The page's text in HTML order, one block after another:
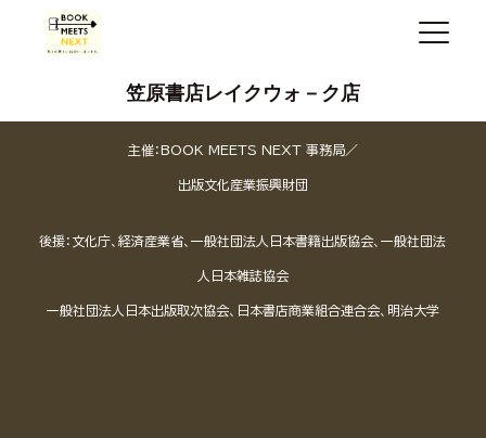
笠原書店レイクウォ－ク店
主催：BOOK MEETS NEXT 事務局／
出版文化産業振興財団
後援：文化庁、経済産業省、一般社団法人日本書籍出版協会、一般社団法
人日本雑誌協会
一般社団法人日本出版取次協会、日本書店商業組合連合会、明治大学